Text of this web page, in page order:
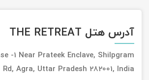
آدرس هتل THE RETREAT
-1 Near Prateek Enclave, Shilpgram
Rd, Agra, Uttar Pradesh 282001, India
تور ترکمن صحرا
تور آفرود